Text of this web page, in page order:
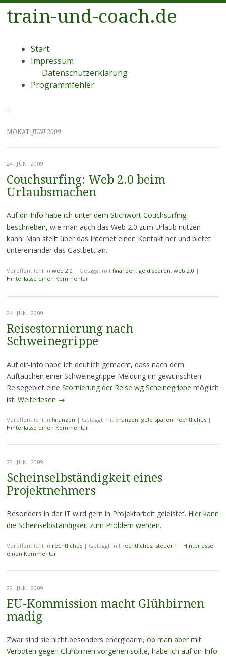
train-und-coach.de
Menü
Zum
Inhalt
Start
Impressum
Datenschutzerklärung
Programmfehler
MONAT: JUNI 2009
24. JUNI 2009
Couchsurfing: Web 2.0 beim
Urlaubsmachen
Auf dir-Info habe ich unter dem Stichwort Couchsurfing
beschrieben, wie man auch das Web 2.0 zum Urlaub nutzen
kann: Man stellt über das Internet einen Kontakt her und bietet
untereinander das Gästbett an.
Veröffentlicht in web 2.0 | Getaggt mit finanzen, geld sparen, web 2.0 |
Hinterlasse einen Kommentar
24. JUNI 2009
Reisestornierung nach
Schweinegrippe
Auf dir-Info habe ich deutlich gemacht, dass nach dem
Auftauchen einer Schweinegrippe-Meldung im gewünschten
Reisegebiet eine Stornierung der Reise wg Scheinegrippe möglich
ist. Weiterlesen →
Veröffentlicht in finanzen | Getaggt mit finanzen, geld sparen, rechtliches |
Hinterlasse einen Kommentar
23. JUNI 2009
Scheinselbständigkeit eines
Projektnehmers
Besonders in der IT wird gern in Projektarbeit geleistet. Hier kann
die Scheinselbständigkeit zum Problem werden.
Veröffentlicht in rechtliches | Getaggt mit rechtliches, steuern | Hinterlasse
einen Kommentar
22. JUNI 2009
EU-Kommission macht Glühbirnen
madig
Zwar sind sie nicht besonders energiearm, ob man aber mit
Verboten gegen Glühbirnen vorgehen sollte, habe ich auf dir-Info